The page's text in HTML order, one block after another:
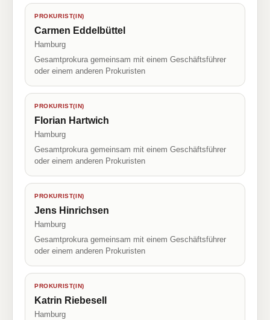
PROKURIST(IN)
Carmen Eddelbüttel
Hamburg
Gesamtprokura gemeinsam mit einem Geschäftsführer
oder einem anderen Prokuristen
PROKURIST(IN)
Florian Hartwich
Hamburg
Gesamtprokura gemeinsam mit einem Geschäftsführer
oder einem anderen Prokuristen
PROKURIST(IN)
Jens Hinrichsen
Hamburg
Gesamtprokura gemeinsam mit einem Geschäftsführer
oder einem anderen Prokuristen
PROKURIST(IN)
Katrin Riebesell
Hamburg